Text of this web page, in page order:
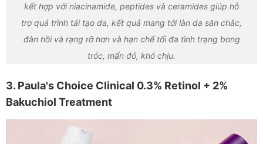
kết hợp với niacinamide, peptides và ceramides giúp hỗ
trợ quá trình tái tạo da, kết quả mang tới làn da săn chắc,
đàn hồi và rạng rỡ hơn và hạn chế tối đa tình trạng bong
tróc, mẩn đỏ, khó chịu.
3. Paula's Choice Clinical 0.3% Retinol + 2%
Bakuchiol Treatment